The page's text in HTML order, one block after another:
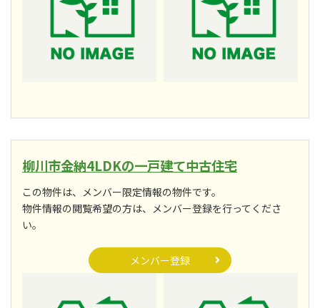
柳川市金納4LDKの一戸建て中古住宅
この物件は、メンバー限定情報の物件です。
物件情報の閲覧希望の方は、メンバー登録を行ってくださ
い。
メンバー登録